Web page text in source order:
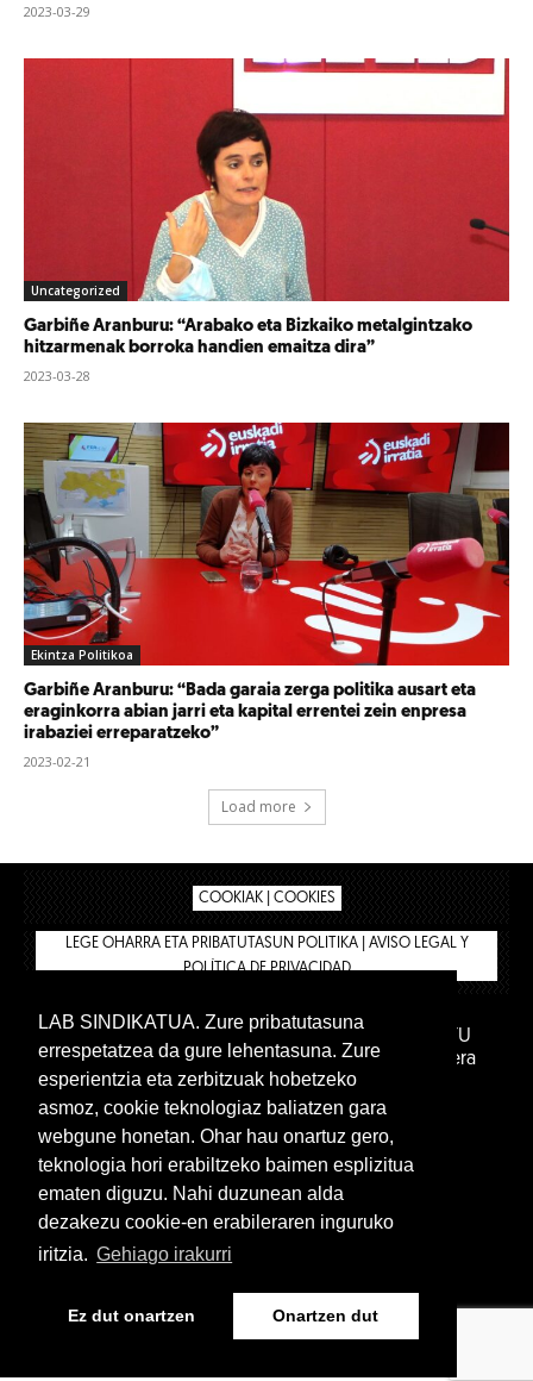
2023-03-29
Uncategorized
Garbiñe Aranburu: “Arabako eta Bizkaiko metalgintzako
hitzarmenak borroka handien emaitza dira”
2023-03-28
Ekintza Politikoa
Garbiñe Aranburu: “Bada garaia zerga politika ausart eta
eraginkorra abian jarri eta kapital errentei zein enpresa
irabaziei erreparatzeko”
2023-02-21
Load more
COOKIAK | COOKIES
LEGE OHARRA ETA PRIBATUTASUN POLITIKA | AVISO LEGAL Y
POLÍTICA DE PRIVACIDAD
IPAR HEGOA FUNDAZIOA
AFILIATU
DENDA
BARNE GUNEA 🔑 Euskara Gaztelera
www.lab.eus
Euskara Gaztelera
LAB SINDIKATUA. Zure pribatutasuna
errespetatzea da gure lehentasuna. Zure
esperientzia eta zerbitzuak hobetzeko
asmoz, cookie teknologiaz baliatzen gara
webgune honetan. Ohar hau onartuz gero,
teknologia hori erabiltzeko baimen esplizitua
ematen diguzu. Nahi duzunean alda
dezakezu cookie-en erabileraren inguruko
iritzia. Gehiago irakurri
Ez dut onartzen Onartzen dut